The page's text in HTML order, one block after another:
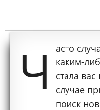
Ч
асто
каким-
стала
случае
поиск